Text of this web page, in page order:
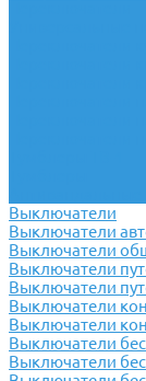
Выключатели
Выключатели
Выключатели
Выключатели
Выключатели
Выключатели
Выключатели
Выключатели
Выключатели